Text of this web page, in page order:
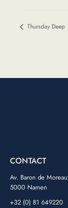
Thursday Deep
CONTACT
Av. Baron de
5000 Namen
+32 (0) 81 649220